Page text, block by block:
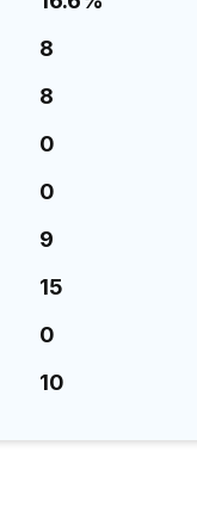
8
8
0
0
9
15
0
10